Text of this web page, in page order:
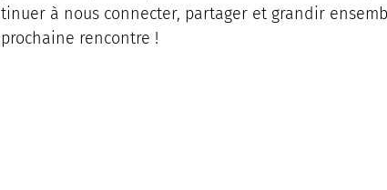
à nous connecter, partager et grandir
rencontre !